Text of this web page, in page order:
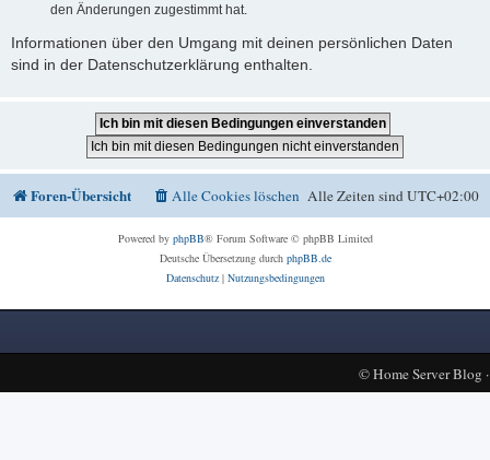
den Änderungen zugestimmt hat.
Informationen über den Umgang mit deinen persönlichen Daten
sind in der Datenschutzerklärung enthalten.
Foren-Übersicht Alle Zeiten sindUTC+02:00
Alle Cookies löschen
Powered by phpBB® Forum Software © phpBB Limited
Deutsche Übersetzung durch phpBB.de
Datenschutz| Nutzungsbedingungen
©Home Server Blog